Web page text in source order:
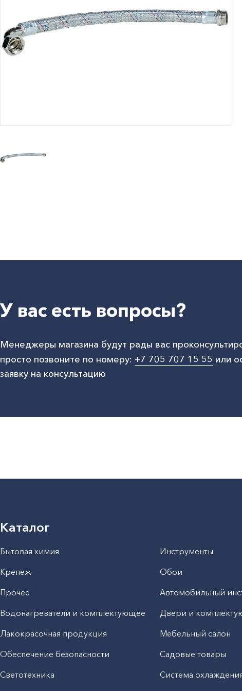
Юридическим
лицам
У вас есть вопросы?
Менеджеры магазина будут рады вас
просто позвоните по номеру: +7 705 707 15 55 или
заявку на консультацию
Каталог
Бытовая химия Инструменты
Крепеж
Обои
Прочее
Автомобильный
Водонагреватели и комплектующее
Двери и
Лакокрасочная продукция
Мебельный салон
Обеспечение безопасности
Садовые товары
Светотехника
Система